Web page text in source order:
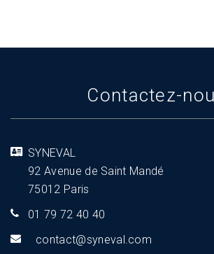
Contactez-
SYNEVAL
92 Avenue de Saint Mandé
75012 Paris
01 79 72 40 40
moc.l
aveny
s@tca
tnoc